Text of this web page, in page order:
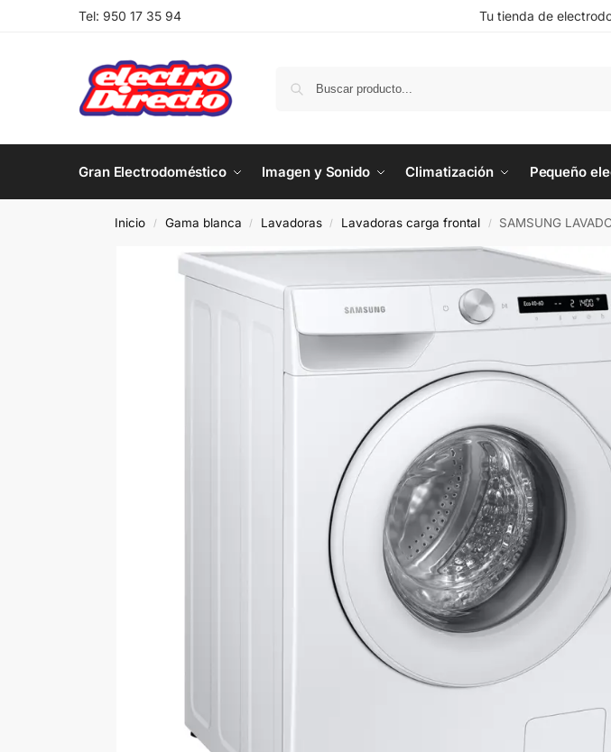
Tel: 950 17 35 94 Tu tienda de
Gran Electrodoméstico Imagen y Sonido Climatización Pequeño
Inicio / Gama blanca / Lavadoras / Lavadoras carga frontal / SAMSUNG